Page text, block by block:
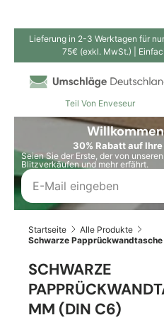
Direkt zum Inhalt
Lieferung in 2-3 Werktagen für
75€ (exkl. MwSt.) |
Teil Von Enveseur
SuchenSuchen
30% Rabatt auf
Seien Sie der Erste, der von
Blitzverkäufen und mehr erfährt.
Startseite
Alle Produkte
Schwarze Papprückwandtasche
SCHWARZE
MM (DIN C6)